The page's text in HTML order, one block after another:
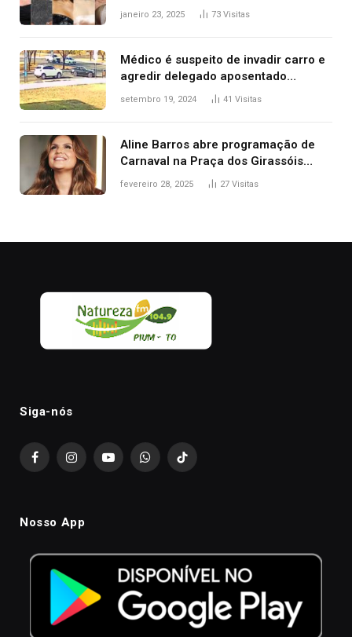
brasileira a melhor atriz
janeiro 23, 2025 73 Visitas
Médico é suspeito de invadir carro e
agredir delegado aposentado
durante confusão no trânsito
setembro 19, 2024 41 Visitas
Aline Barros abre programação de
Carnaval na Praça dos Girassóis
nesta sexta-feira, em Palmas
fevereiro 28, 2025 27 Visitas
Siga-nós
FacebookInstagramYouTubeWhatsAppTikTok
Nosso App